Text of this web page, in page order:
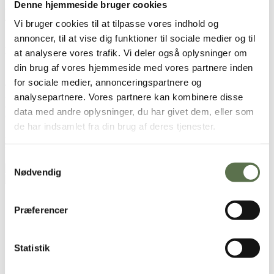
Denne hjemmeside bruger cookies
Vi bruger cookies til at tilpasse vores indhold og
annoncer, til at vise dig funktioner til sociale medier og til
at analysere vores trafik. Vi deler også oplysninger om
din brug af vores hjemmeside med vores partnere inden
for sociale medier, annonceringspartnere og
analysepartnere. Vores partnere kan kombinere disse
data med andre oplysninger, du har givet dem, eller som
de har indsamlet fra din brug af deres tjenester.
Nødvendig
Præferencer
Statistik
8 tsk stødt kanel
4 tsk natron
1 L kærnemælk
Pynt
100 g smeltet smør (afkølet)
500 g flormelis
4 tsk vanilje
2 spsk kakao
8 spsk varm kaffe
Chokoladeknapper
Brugt i opskriften
Sådan gør du
Tilsæt kærnemælk og rør det godt sammen.
Bland resten i (bland dog kanel og natron med noget af melet